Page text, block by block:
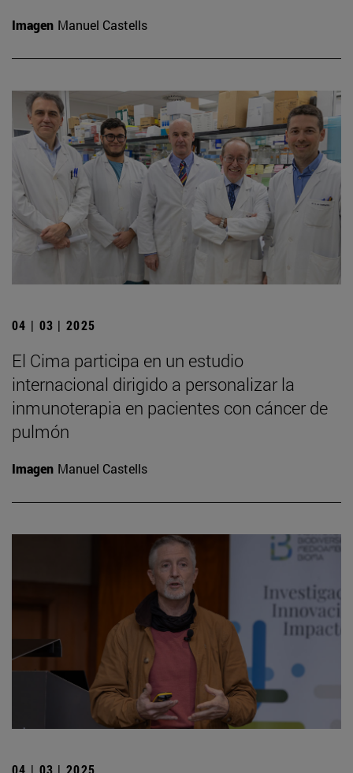
Imagen Manuel Castells
04 | 03 | 2025
El Cima participa en un estudio
internacional dirigido a personalizar la
inmunoterapia en pacientes con cáncer de
pulmón
Imagen Manuel Castells
04 | 03 | 2025